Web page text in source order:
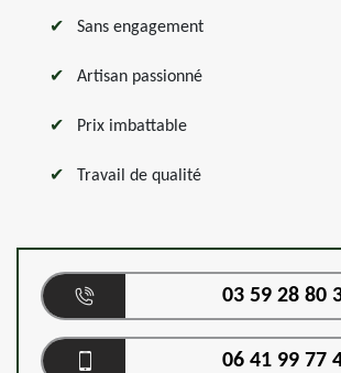
Sans engagement
Artisan passionné
Prix imbattable
Travail de qualité
03 59 28 80
06 41 99 77